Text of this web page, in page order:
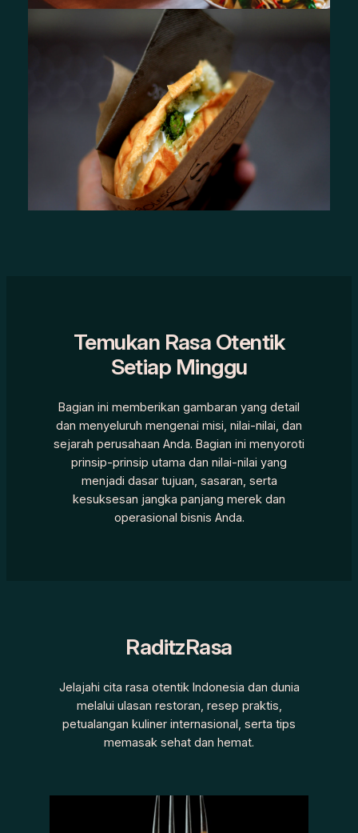
Temukan Rasa Otentik
Setiap Minggu
Bagian ini memberikan gambaran yang detail
dan menyeluruh mengenai misi, nilai-nilai, dan
sejarah perusahaan Anda. Bagian ini menyoroti
prinsip-prinsip utama dan nilai-nilai yang
menjadi dasar tujuan, sasaran, serta
kesuksesan jangka panjang merek dan
operasional bisnis Anda.
RaditzRasa
Jelajahi cita rasa otentik Indonesia dan dunia
melalui ulasan restoran, resep praktis,
petualangan kuliner internasional, serta tips
memasak sehat dan hemat.